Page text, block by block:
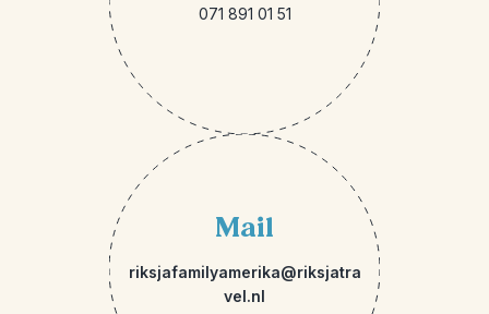
071 891 01 51
Mail
riksjafamilyamerika@riksjatra
vel.nl